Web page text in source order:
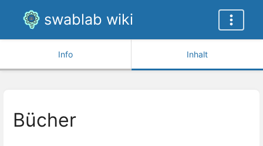
swablab wiki
Info Inhalt
Bücher